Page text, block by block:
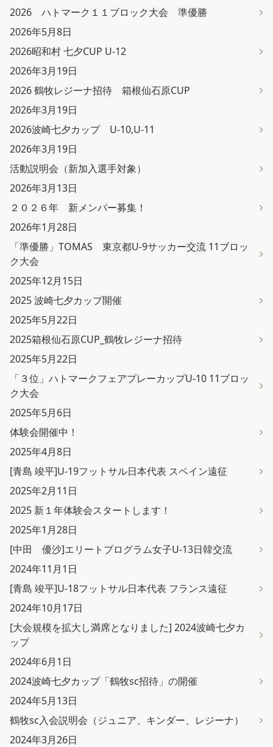
2026 ハトマーク１１ブロック大会 準優勝
2026年5月8日
2026昭和村 七夕CUP U-12
2026年3月19日
2026 鶴牧レジーナ招待 箱根仙石原CUP
2026年3月19日
2026波崎七夕カップ U-10,U-11
2026年3月19日
活動説明会（新加入選手対象）
2026年3月13日
２０２６年 新メンバー募集！
2026年1月28日
「準優勝」TOMAS 東京都U-9サッカー交流 11ブロッ
ク大会
2025年12月15日
2025 波崎七夕カップ開催
2025年5月22日
2025箱根仙石原CUP_鶴牧レジーナ招待
2025年5月22日
「３位」ハトマークフェアプレーカップU-10 11ブロッ
ク大会
2025年5月6日
体験会開催中！
2025年4月8日
[青島 竣平]U-19フットサル日本代表 スペイン遠征
2025年2月11日
2025 新１年体験会スタートします！
2025年1月28日
[中田 優沙]エリートプログラム女子U-13日韓交流
2024年11月1日
[青島 竣平]U-18フットサル日本代表 フランス遠征
2024年10月17日
[大会規模を拡大し満席となりました] 2024波崎七夕カ
ップ
2024年6月1日
2024波崎七夕カップ「鶴牧sc招待」の開催
2024年5月13日
鶴牧sc入会説明会（ジュニア、キンダー、レジーナ）
2024年3月26日